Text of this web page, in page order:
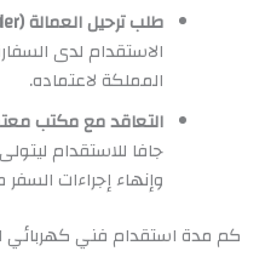
طلب ترحيل العمالة (Job Order):
الاستقدام لدى
المملكة لاعتماده.
التعاقد مع مكتب
جافا للاستقدام
وإنهاء إجراءات السفر
كم مدة استقدام فني كهربائي